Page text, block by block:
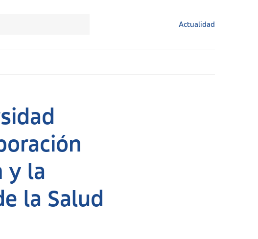
Actualidad
y la
la Salud